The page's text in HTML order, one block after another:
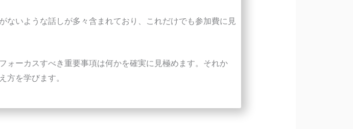
ないような話しが多々含まれており、これだけでも参加費に見
ォーカスすべき重要事項は何かを確実に見極めます。それか
方を学びます。